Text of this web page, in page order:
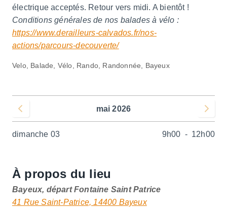
électrique acceptés. Retour vers midi. A bientôt !
Conditions générales de nos balades à vélo :
https://www.derailleurs-calvados.fr/nos-
actions/parcours-decouverte/
Velo, Balade, Vélo, Rando, Randonnée, Bayeux
Voir le mois précédent mai 2026 Voir le
dimanche 03 9h00 - 12h00
À propos du lieu
Bayeux, départ Fontaine Saint Patrice
41 Rue Saint-Patrice, 14400 Bayeux